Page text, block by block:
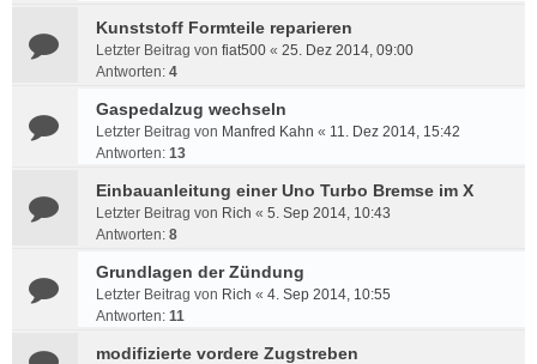
Kunststoff Formteile reparieren
Letzter Beitrag von fiat500 « 25. Dez 2014, 09:00
Antworten: 4
Gaspedalzug wechseln
Letzter Beitrag von Manfred Kahn « 11. Dez 2014, 15:42
Antworten: 13
Einbauanleitung einer Uno Turbo Bremse im X
Letzter Beitrag von Rich « 5. Sep 2014, 10:43
Antworten: 8
Grundlagen der Zündung
Letzter Beitrag von Rich « 4. Sep 2014, 10:55
Antworten: 11
modifizierte vordere Zugstreben